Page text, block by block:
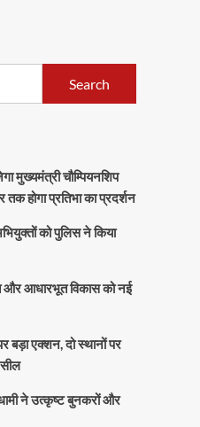
Search
चौम्पियनशिप
होगा प्रतिभा का प्रदर्शन
को पुलिस ने किया
और आधारभूत विकास को नई
बड़ा एक्शन, दो स्थानों पर
ने उत्कृष्ट बुनकरों और